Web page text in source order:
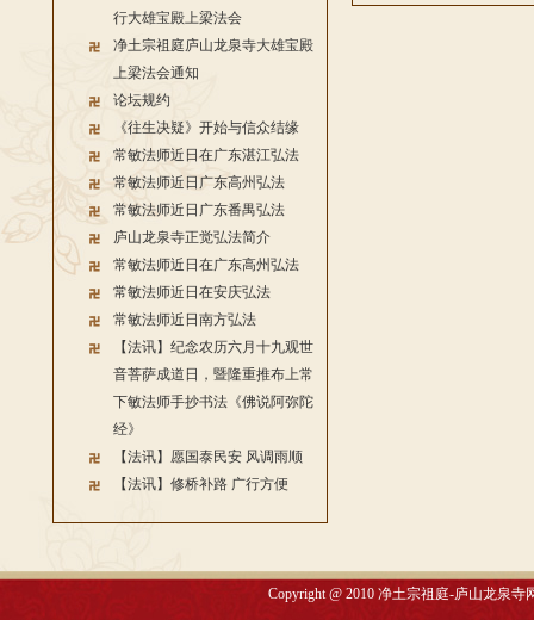
行大雄宝殿上梁法会
净土宗祖庭庐山龙泉寺大雄宝殿
上梁法会通知
论坛规约
《往生决疑》开始与信众结缘
常敏法师近日在广东湛江弘法
常敏法师近日广东高州弘法
常敏法师近日广东番禺弘法
庐山龙泉寺正觉弘法简介
常敏法师近日在广东高州弘法
常敏法师近日在安庆弘法
常敏法师近日南方弘法
【法讯】纪念农历六月十九观世
音菩萨成道日，暨隆重推布上常
下敏法师手抄书法《佛说阿弥陀
经》
【法讯】愿国泰民安 风调雨顺
【法讯】修桥补路 广行方便
Copyright @ 2010净土宗祖庭-庐山龙泉寺